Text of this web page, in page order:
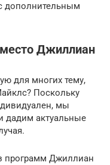
дополнительным
Джиллиан
для многих тему,
Поскольку
мы
дадим актуальные
программ Джиллиан